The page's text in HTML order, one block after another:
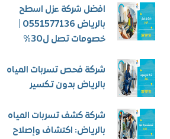
افضل شركة عزل اسطح
خصومات تصل ل30%
شركة فحص تسربات المياه
بالرياض بدون تكسير
شركة كشف تسربات المياه
بالرياض: اكتشاف وإصلاح